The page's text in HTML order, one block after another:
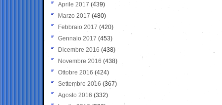
Aprile 2017 (439)
Marzo 2017 (480)
Febbraio 2017 (420)
Gennaio 2017 (453)
Dicembre 2016 (438)
Novembre 2016 (438)
Ottobre 2016 (424)
Settembre 2016 (367)
Agosto 2016 (332)